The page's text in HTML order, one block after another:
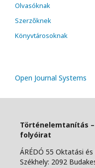
Olvasóknak
Szerzőknek
Könyvtárosoknak
Open Journal Systems
Történelemtanítás
folyóirat
ÁRÉDÓ 55 Oktatási
Székhely: 2092